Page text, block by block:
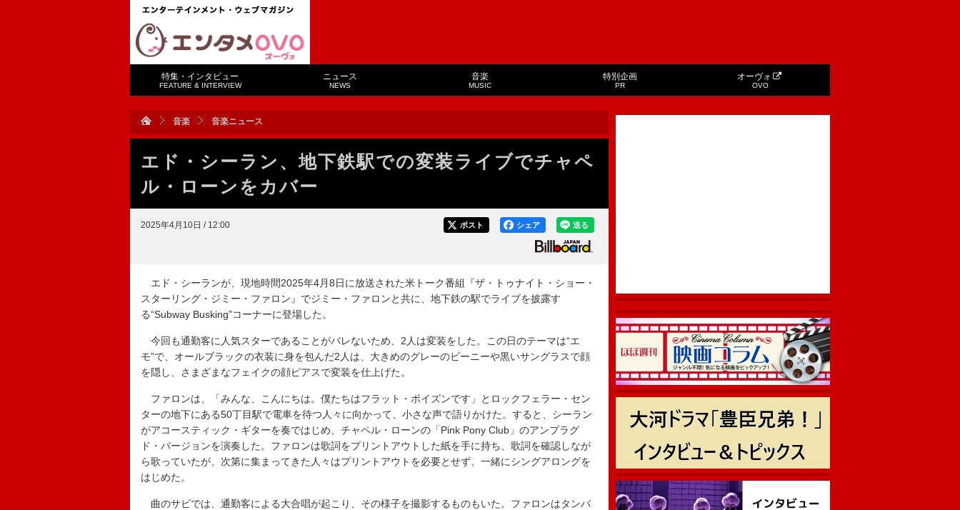
特集・インタビュー
FEATURE & INTERVIEW
ニュース
NEWS
音楽
MUSIC
特別企画
PR
オーヴォ
OVO
音楽 音楽ニュース
エド・シーラン、地下鉄駅での変装ライブでチャペ
ル・ローンをカバー
2025年4月10日 / 12:00 送る
シェア
ポスト
エド・シーランが、現地時間2025年4月8日に放送された米トーク番組『ザ・トゥナイト・ショー・
スターリング・ジミー・ファロン』でジミー・ファロンと共に、地下鉄の駅でライブを披露す
る“Subway Busking”コーナーに登場した。
今回も通勤客に人気スターであることがバレないため、2人は変装をした。この日のテーマは“エ
モ”で、オールブラックの衣装に身を包んだ2人は、大きめのグレーのビーニーや黒いサングラスで顔
を隠し、さまざまなフェイクの顔ピアスで変装を仕上げた。
ファロンは、「みんな、こんにちは。僕たちはフラット・ポイズンです」とロックフェラー・セン
ターの地下にある50丁目駅で電車を待つ人々に向かって、小さな声で語りかけた。すると、シーラン
がアコースティック・ギターを奏ではじめ、チャペル・ローンの「Pink Pony Club」のアンプラグ
ド・バージョンを演奏した。ファロンは歌詞をプリントアウトした紙を手に持ち、歌詞を確認しなが
ら歌っていたが、次第に集まってきた人々はプリントアウトを必要とせず、一緒にシングアロングを
はじめた。
曲のサビでは、通勤客による大合唱が起こり、その様子を撮影するものもいた。ファロンはタンバ